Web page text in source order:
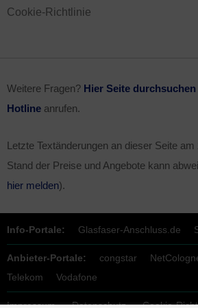
Cookie-Richtlinie
Weitere Fragen? Hier Seite durchsuchen
Hotline anrufen.
Letzte Textänderungen an dieser Seite am
Stand der Preise und Angebote kann
hier melden).
Info-Portale: Glasfaser-Anschluss.de
Anbieter-Portale: congstar
Telekom
Vodafone
Impressum Datenschutz Cookie-